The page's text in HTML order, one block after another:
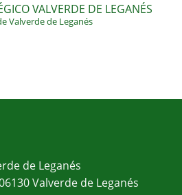
VALVERDE DE LEGANÉS
Valverde de Leganés
de Leganés
Valverde de Leganés